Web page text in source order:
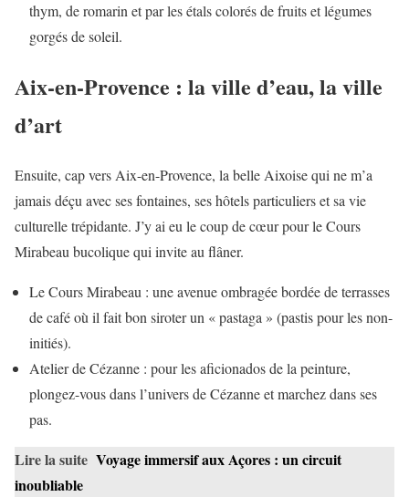
thym, de romarin et par les étals colorés de fruits et légumes
gorgés de soleil.
Aix-en-Provence : la ville d’eau, la ville
d’art
Ensuite, cap vers Aix-en-Provence, la belle Aixoise qui ne m’a
jamais déçu avec ses fontaines, ses hôtels particuliers et sa vie
culturelle trépidante. J’y ai eu le coup de cœur pour le Cours
Mirabeau bucolique qui invite au flâner.
Le Cours Mirabeau : une avenue ombragée bordée de terrasses
de café où il fait bon siroter un « pastaga » (pastis pour les non-
initiés).
Atelier de Cézanne : pour les aficionados de la peinture,
plongez-vous dans l’univers de Cézanne et marchez dans ses
pas.
Lire la suite Voyage immersif aux Açores : un circuit
inoubliable